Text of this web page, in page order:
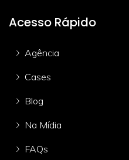
Acesso Rápido
Agência
Cases
Blog
Na Mídia
FAQs